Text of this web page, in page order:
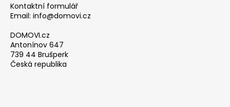
Kontaktní formulář
Email: info@domovi.cz
DOMOVI.cz
Antonínov 647
739 44 Brušperk
Česká republika